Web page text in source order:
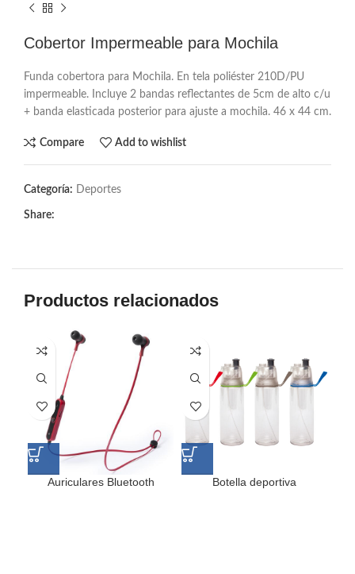
Cobertor Impermeable para Mochila
Funda cobertora para Mochila. En tela poliéster 210D/PU
impermeable. Incluye 2 bandas reflectantes de 5cm de alto c/u
+ banda elasticada posterior para ajuste a mochila. 46 x 44 cm.
Compare Add to wishlist
Categoría: Deportes
Share:
Productos relacionados
Auriculares Bluetooth Botella deportiva